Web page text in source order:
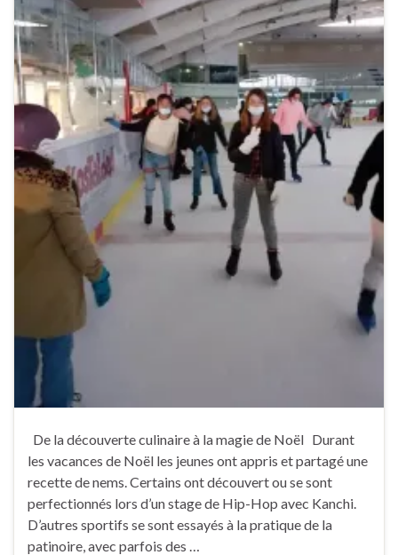
De la découverte culinaire à la magie de Noël Durant
les vacances de Noël les jeunes ont appris et partagé une
recette de nems. Certains ont découvert ou se sont
perfectionnés lors d’un stage de Hip-Hop avec Kanchi.
D’autres sportifs se sont essayés à la pratique de la
patinoire, avec parfois des …